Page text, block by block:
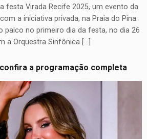
festa Virada Recife 2025, um evento da
a iniciativa privada, na Praia do Pina.
palco no primeiro dia da festa, no dia 26
a Orquestra Sinfônica […]
a programação completa